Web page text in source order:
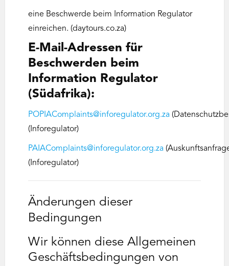
eine Beschwerde beim Information Regulator
einreichen. (daytours.co.za)
E-Mail-Adressen für
Beschwerden beim
Information Regulator
(Südafrika):
POPIAComplaints@inforegulator.org.za
(Inforegulator)
PAIAComplaints@inforegulator.org.za
(Inforegulator)
Änderungen dieser
Bedingungen
Wir können diese Allgemeinen
Geschäftsbedingungen von